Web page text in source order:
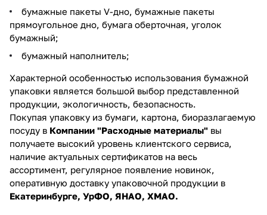
бумажные пакеты V-дно, бумажные пакеты
прямоугольное дно, бумага оберточная, уголок
бумажный;
бумажный наполнитель;
Характерной особенностью использования бумажной
упаковки является большой выбор представленной
продукции, экологичность, безопасность.
Покупая упаковку из бумаги, картона, биоразлагаемую
посуду в Компании "Расходные материалы" вы
получаете высокий уровень клиентского сервиса,
наличие актуальных сертификатов на весь
ассортимент, регулярное появление новинок,
оперативную доставку упаковочной продукции в
Екатеринбурге, УрФО, ЯНАО, ХМАО.